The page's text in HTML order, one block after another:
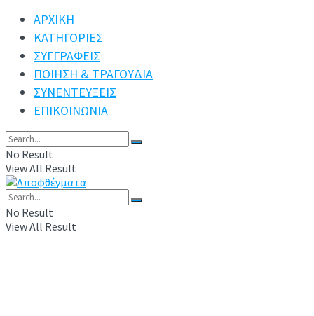
ΑΡΧΙΚΗ
ΚΑΤΗΓΟΡΙΕΣ
ΣΥΓΓΡΑΦΕΙΣ
ΠΟΙΗΣΗ & ΤΡΑΓΟΥΔΙΑ
ΣΥΝΕΝΤΕΥΞΕΙΣ
ΕΠΙΚΟΙΝΩΝΙΑ
No Result
View All Result
No Result
View All Result